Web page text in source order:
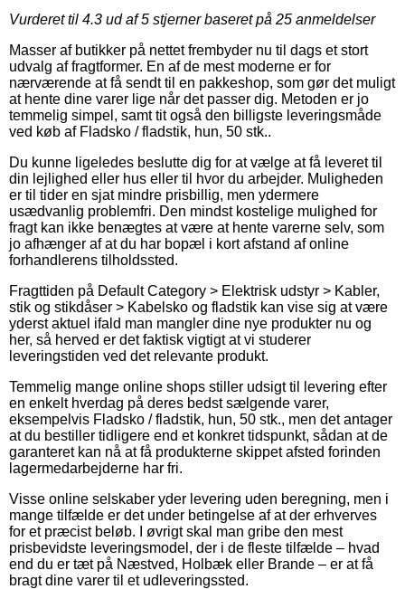
Vurderet til 4.3 ud af 5 stjerner baseret på 25 anmeldelser
Masser af butikker på nettet frembyder nu til dags et stort
udvalg af fragtformer. En af de mest moderne er for
nærværende at få sendt til en pakkeshop, som gør det muligt
at hente dine varer lige når det passer dig. Metoden er jo
temmelig simpel, samt tit også den billigste leveringsmåde
ved køb af Fladsko / fladstik, hun, 50 stk..
Du kunne ligeledes beslutte dig for at vælge at få leveret til
din lejlighed eller hus eller til hvor du arbejder. Muligheden
er til tider en sjat mindre prisbillig, men ydermere
usædvanlig problemfri. Den mindst kostelige mulighed for
fragt kan ikke benægtes at være at hente varerne selv, som
jo afhænger af at du har bopæl i kort afstand af online
forhandlerens tilholdssted.
Fragttiden på Default Category > Elektrisk udstyr > Kabler,
stik og stikdåser > Kabelsko og fladstik kan vise sig at være
yderst aktuel ifald man mangler dine nye produkter nu og
her, så herved er det faktisk vigtigt at vi studerer
leveringstiden ved det relevante produkt.
Temmelig mange online shops stiller udsigt til levering efter
en enkelt hverdag på deres bedst sælgende varer,
eksempelvis Fladsko / fladstik, hun, 50 stk., men det antager
at du bestiller tidligere end et konkret tidspunkt, sådan at de
garanteret kan nå at få produkterne skippet afsted forinden
lagermedarbejderne har fri.
Visse online selskaber yder levering uden beregning, men i
mange tilfælde er det under betingelse af at der erhverves
for et præcist beløb. I øvrigt skal man gribe den mest
prisbevidste leveringsmodel, der i de fleste tilfælde – hvad
end du er tæt på Næstved, Holbæk eller Brande – er at få
bragt dine varer til et udleveringssted.